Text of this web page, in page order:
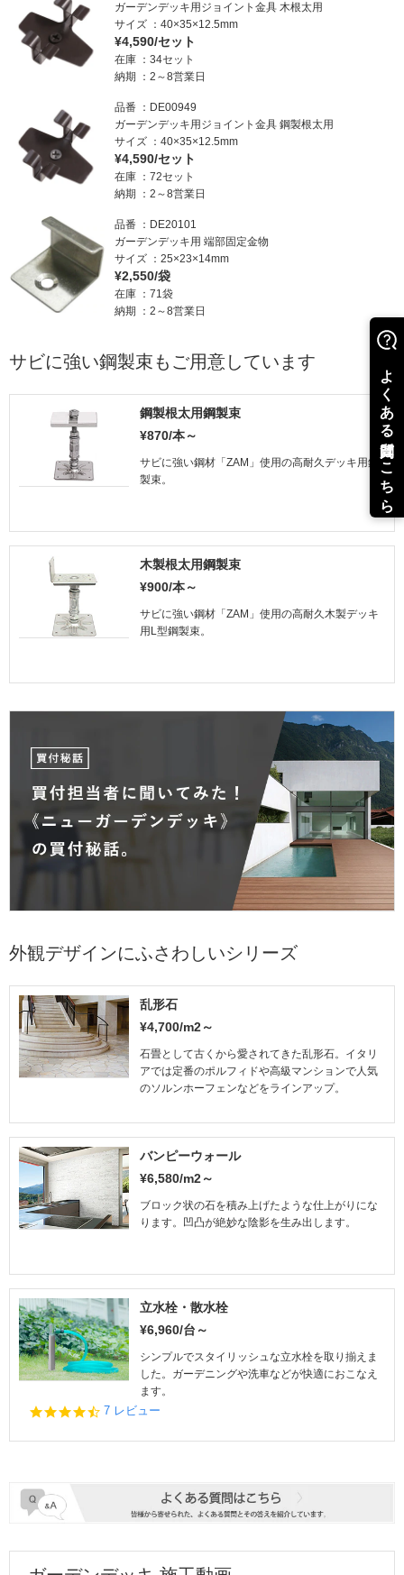
ガーデンデッキ用ジョイント金具 木根太用
サイズ
40×35×12.5mm
¥4,590/セット
在庫
34セット
納期
2～8営業日
品番
DE00949
ガーデンデッキ用ジョイント金具 鋼製根太用
サイズ
40×35×12.5mm
¥4,590/セット
在庫
72セット
納期
2～8営業日
品番
DE20101
ガーデンデッキ用 端部固定金物
サイズ
25×23×14mm
¥2,550/袋
在庫
71袋
納期
2～8営業日
サビに強い鋼製束もご用意しています
鋼製根太用鋼製束
¥870/本～
サビに強い鋼材「ZAM」使用の高耐久デッキ用鋼
製束。
木製根太用鋼製束
¥900/本～
サビに強い鋼材「ZAM」使用の高耐久木製デッキ
用L型鋼製束。
外観デザインにふさわしいシリーズ
乱形石
¥4,700/m2～
石畳として古くから愛されてきた乱形石。イタリ
アでは定番のポルフィドや高級マンションで人気
のソルンホーフェンなどをラインアップ。
バンピーウォール
¥6,580/m2～
ブロック状の石を積み上げたような仕上がりにな
ります。凹凸が絶妙な陰影を生み出します。
立水栓・散水栓
¥6,960/台～
シンプルでスタイリッシュな立水栓を取り揃えま
した。ガーデニングや洗車などが快適におこなえ
ます。
4.
s
i
7 レビュー